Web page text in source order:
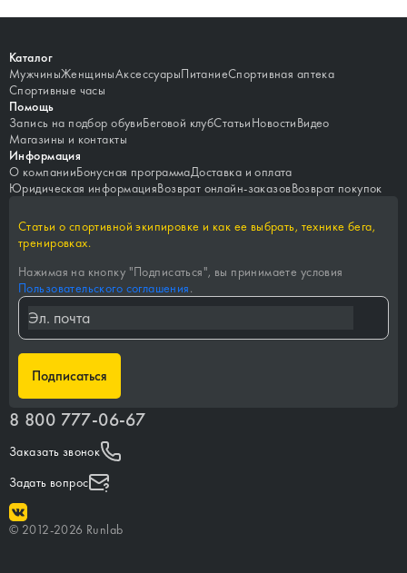
Каталог
МужчиныЖенщиныАксессуарыПитаниеСпортивная аптека
Спортивные часы
Помощь
Запись на подбор обувиБеговой клубСтатьиНовостиВидео
Магазины и контакты
Информация
О компанииБонусная программаДоставка и оплата
Юридическая информацияВозврат онлайн-заказовВозврат покупок
Статьи о спортивной экипировке и как ее выбрать, технике бега,
тренировках.
Нажимая на кнопку "Подписаться", вы принимаете условия
Пользовательского соглашения.
Подписаться
8 800 777-06-67
Заказать звонок
Задать вопрос
© 2012-2026 Runlab